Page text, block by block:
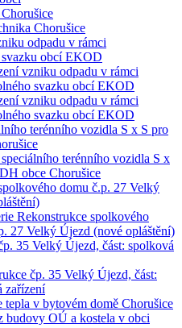
Chorušice
odpadu v rámci
obcí EKOD
vzniku odpadu v rámci
svazku obcí EKOD
vzniku odpadu v rámci
svazku obcí EKOD
terénního vozidla S x S pro
terénního vozidla S x
obce Chorušice
domu č.p. 27 Velký
Rekonstrukce spolkového
27 Velký Újezd (nové opláštění)
35 Velký Újezd, část: spolková
čp. 35 Velký Újezd, část:
zařízení
tepla v bytovém domě Chorušice
budovy OÚ a kostela v obci